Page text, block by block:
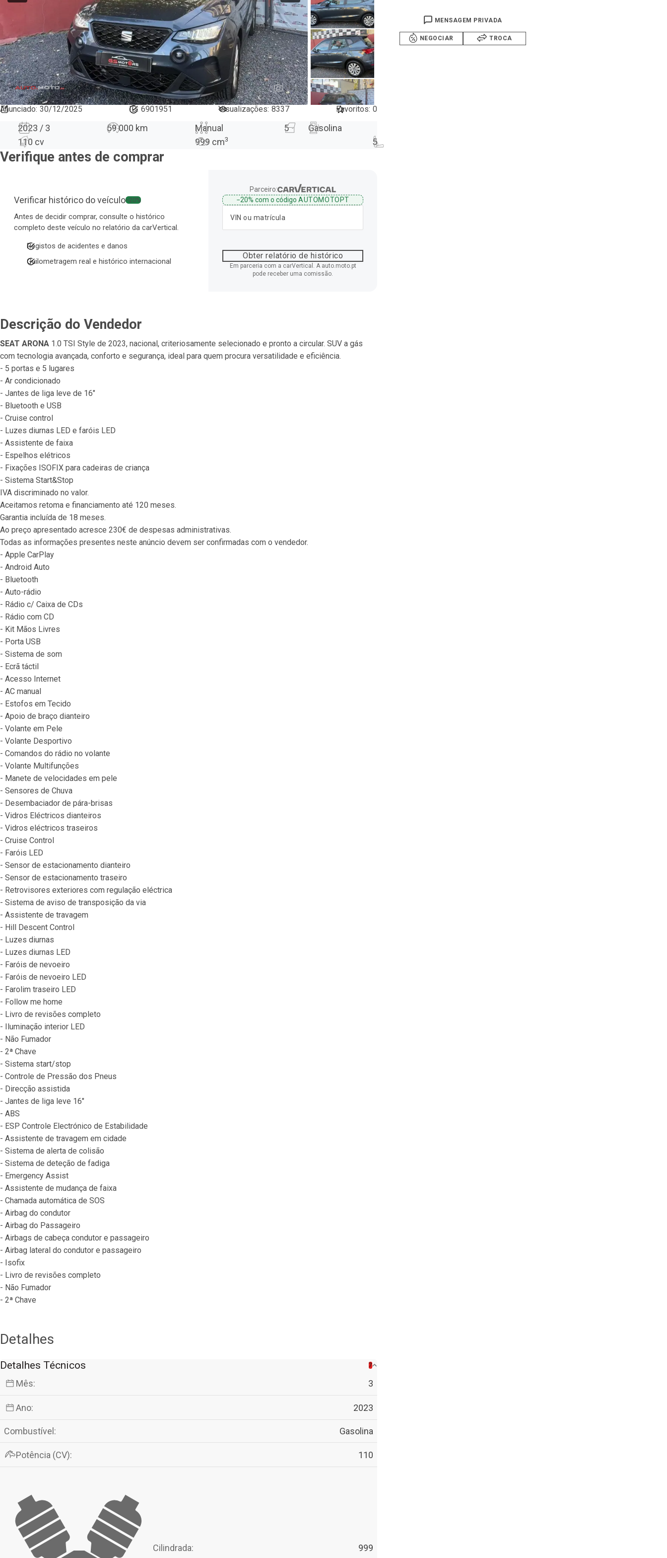
12
Anunciado: 30/12/2025 ID: 6901951 Visualizações: 8337 Favoritos: 0
2023 / 3 59 000 km Manual 5
Gasolina
110 cv
999 cm3 5
Verifique antes de comprar
Verificar histórico do veículo−20%
Antes de decidir comprar, consulte o histórico
completo deste veículo no relatório da carVertical.
Registos de acidentes e danos
Quilometragem real e histórico internacional
Parceiro:
−20%com o código AUTOMOTOPT
Obter relatório de histórico
Em parceria com a carVertical. A auto.moto.pt
pode receber uma comissão.
Descrição do Vendedor
SEAT ARONA 1.0 TSI Style de 2023, nacional, criteriosamente selecionado e pronto a circular. SUV a gás
com tecnologia avançada, conforto e segurança, ideal para quem procura versatilidade e eficiência.
- 5 portas e 5 lugares
- Ar condicionado
- Jantes de liga leve de 16"
- Bluetooth e USB
- Cruise control
- Luzes diurnas LED e faróis LED
- Assistente de faixa
- Espelhos elétricos
- Fixações ISOFIX para cadeiras de criança
- Sistema Start&Stop
IVA discriminado no valor.
Aceitamos retoma e financiamento até 120 meses.
Garantia incluída de 18 meses.
Ao preço apresentado acresce 230€ de despesas administrativas.
Todas as informações presentes neste anúncio devem ser confirmadas com o vendedor.
- Apple CarPlay
- Android Auto
- Bluetooth
- Auto-rádio
- Rádio c/ Caixa de CDs
- Rádio com CD
- Kit Mãos Livres
- Porta USB
- Sistema de som
- Ecrã táctil
- Acesso Internet
- AC manual
- Estofos em Tecido
- Apoio de braço dianteiro
- Volante em Pele
- Volante Desportivo
- Comandos do rádio no volante
- Volante Multifunções
- Manete de velocidades em pele
- Sensores de Chuva
- Desembaciador de pára-brisas
- Vidros Eléctricos dianteiros
- Vidros eléctricos traseiros
- Cruise Control
- Faróis LED
- Sensor de estacionamento dianteiro
- Sensor de estacionamento traseiro
- Retrovisores exteriores com regulação eléctrica
- Sistema de aviso de transposição da via
- Assistente de travagem
- Hill Descent Control
- Luzes diurnas
- Luzes diurnas LED
- Faróis de nevoeiro
- Faróis de nevoeiro LED
- Farolim traseiro LED
- Follow me home
- Livro de revisões completo
- Iluminação interior LED
- Não Fumador
- 2ª Chave
- Sistema start/stop
- Controle de Pressão dos Pneus
- Direcção assistida
- Jantes de liga leve 16"
- ABS
- ESP Controle Electrónico de Estabilidade
- Assistente de travagem em cidade
- Sistema de alerta de colisão
- Sistema de deteção de fadiga
- Emergency Assist
- Assistente de mudança de faixa
- Chamada automática de SOS
- Airbag do condutor
- Airbag do Passageiro
- Airbags de cabeça condutor e passageiro
- Airbag lateral do condutor e passageiro
- Isofix
- Livro de revisões completo
- Não Fumador
- 2ª Chave
Detalhes
Detalhes Técnicos 7
Mês: 3
Ano: 2023
Combustível: Gasolina
Potência (CV): 110
Cilindrada: 999
MENSAGEM PRIVADA
NEGOCIAR TROCA